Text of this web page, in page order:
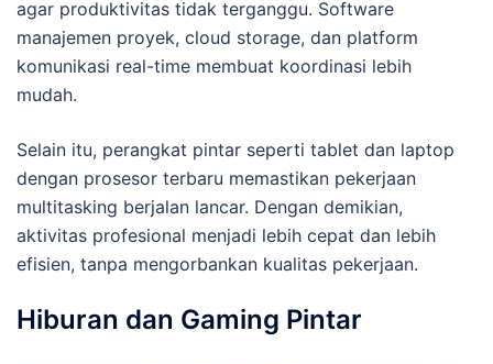
agar produktivitas tidak terganggu. Software
manajemen proyek, cloud storage, dan platform
komunikasi real-time membuat koordinasi lebih
mudah.
Selain itu, perangkat pintar seperti tablet dan laptop
dengan prosesor terbaru memastikan pekerjaan
multitasking berjalan lancar. Dengan demikian,
aktivitas profesional menjadi lebih cepat dan lebih
efisien, tanpa mengorbankan kualitas pekerjaan.
Hiburan dan Gaming Pintar